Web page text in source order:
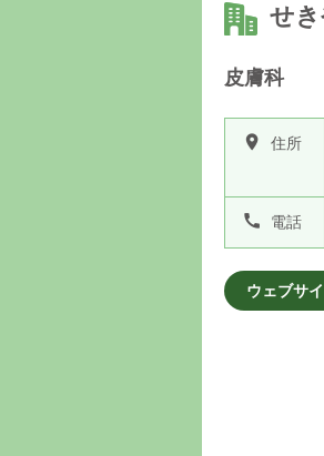
せ
皮膚科
room 住所
call 電話
ウェブサ